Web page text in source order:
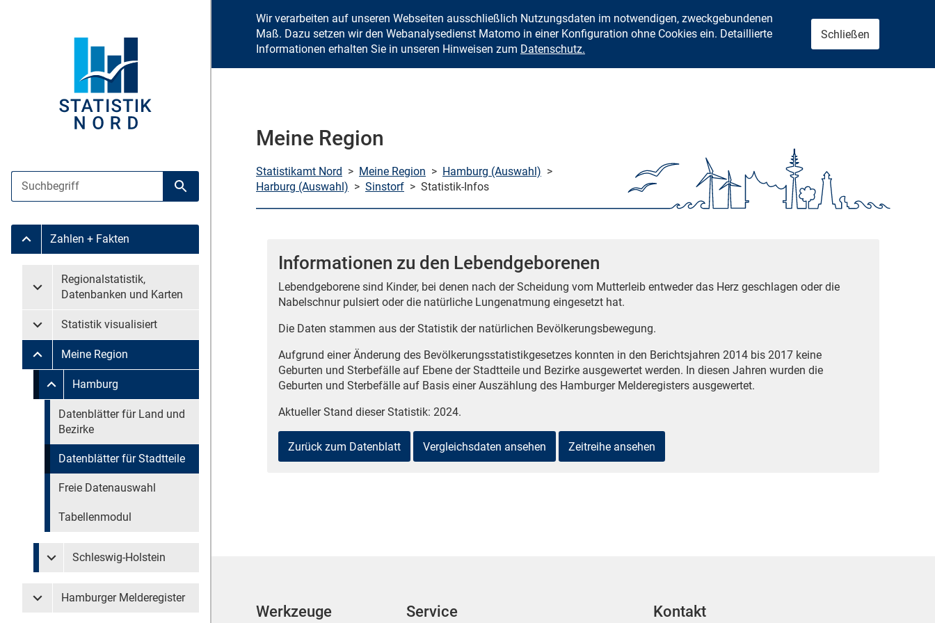
Zum Inhalt springen
Suche
Suche starten
Untermenü Zahlen + Fakten
Zahlen + Fakten
Untermenü überspringen
Untermenü Regionalstatistik, Datenbanken und Karten
Regionalstatistik,
Datenbanken und Karten
Untermenü Statistik visualisiert
Statistik visualisiert
Untermenü Meine Region
Meine Region
Untermenü überspringen
Untermenü Meine Region Hamburg
Hamburg
Untermenü überspringen
Datenblätter für Land und
Bezirke
Datenblätter für Stadtteile
Freie Datenauswahl
Tabellenmodul
Untermenü Meine Region Schleswig-Holstein
Schleswig-Holstein
Untermenü Hamburger Melderegister
Hamburger Melderegister
Wir verarbeiten auf unseren Webseiten ausschließlich Nutzungsdaten im notwendigen, zweckgebundenen
Maß. Dazu setzen wir den Webanalysedienst Matomo in einer Konfiguration ohne Cookies ein. Detaillierte
Informationen erhalten Sie in unseren Hinweisen zum Datenschutz.
Schließen
Meine Region
Statistikamt Nord > Meine Region > Hamburg (Auswahl) >
Harburg (Auswahl) > Sinstorf > Statistik-Infos
Informationen zu den Lebendgeborenen
Lebendgeborene sind Kinder, bei denen nach der Scheidung vom Mutterleib entweder das Herz geschlagen oder die
Nabelschnur pulsiert oder die natürliche Lungenatmung eingesetzt hat.
Die Daten stammen aus der Statistik der natürlichen Bevölkerungsbewegung.
Aufgrund einer Änderung des Bevölkerungsstatistikgesetzes konnten in den Berichtsjahren 2014 bis 2017 keine
Geburten und Sterbefälle auf Ebene der Stadtteile und Bezirke ausgewertet werden. In diesen Jahren wurden die
Geburten und Sterbefälle auf Basis einer Auszählung des Hamburger Melderegisters ausgewertet.
Aktueller Stand dieser Statistik: 2024.
Zurück zum Datenblatt Vergleichsdaten ansehen Zeitreihe ansehen
Werkzeuge Service Kontakt